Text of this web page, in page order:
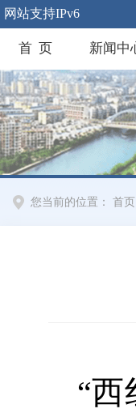
网站支持IPv6
首 页 新闻中
您当前的位置： 首页
“